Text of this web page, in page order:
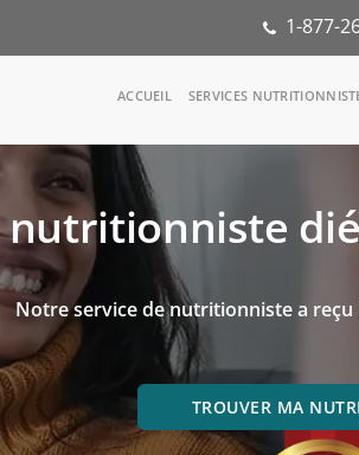
1-877-
Main
ACCUEIL SERVICES
Consulter
Services aux
Groupes
Notre service de nutritionniste a reçu
TROUVER MA